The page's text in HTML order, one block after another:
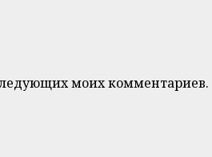
моих комментариев.